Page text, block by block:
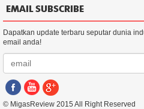
EMAIL SUBSCRIBE
Dapatkan update terbaru seputar dunia
email anda!
© MigasReview 2015 All Right Reserved